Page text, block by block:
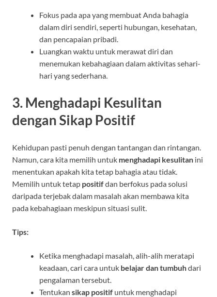
Fokus pada apa yang membuat Anda bahagia
dalam diri sendiri, seperti hubungan, kesehatan,
dan pencapaian pribadi.
Luangkan waktu untuk merawat diri dan
menemukan kebahagiaan dalam aktivitas sehari-
hari yang sederhana.
3. Menghadapi Kesulitan
dengan Sikap Positif
Kehidupan pasti penuh dengan tantangan dan rintangan.
Namun, cara kita memilih untuk menghadapi kesulitan ini
menentukan apakah kita tetap bahagia atau tidak.
Memilih untuk tetap positifdan berfokus pada solusi
daripada terjebak dalam masalah akan membawa kita
pada kebahagiaan meskipun situasi sulit.
Tips:
Ketika menghadapi masalah, alih-alih meratapi
keadaan, cari cara untuk belajar dan tumbuhdari
pengalaman tersebut.
Tentukan sikap positif untuk menghadapi